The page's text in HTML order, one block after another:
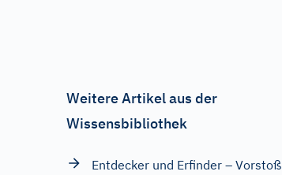
Weitere Artikel aus der
Wissensbibliothek
Entdecker und Erfinder – Vorstoß